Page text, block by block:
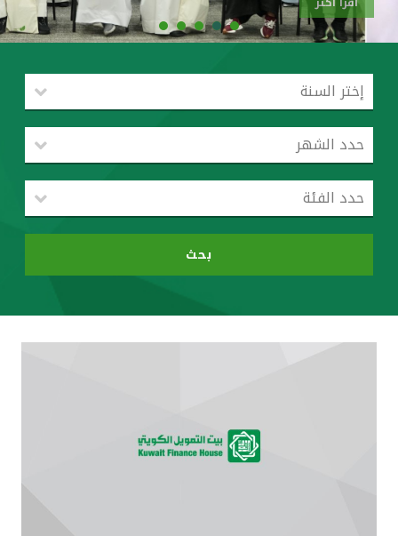
القنوات المصرفية
أدوات وخدمات
خدمات ما بعد البيع
اتصل بنا
مواقع الفروع وأجهزة الصرف الآلي
ماليزيا
بحث